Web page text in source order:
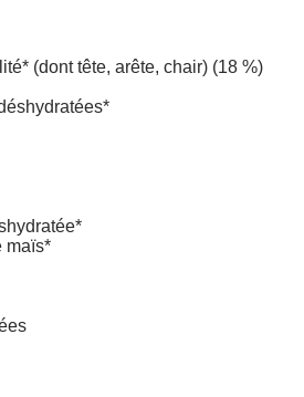
(dont tête, arête, chair) (18 %)
maïs*